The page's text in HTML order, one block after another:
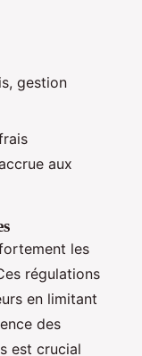
gestion
aux
les
régulations
en limitant
des
est crucial